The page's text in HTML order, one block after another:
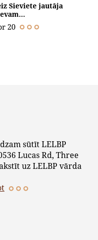
Sieviete jautāja
20
sūtīt LELBP
Lucas Rd, Three
uz LELBP vārda